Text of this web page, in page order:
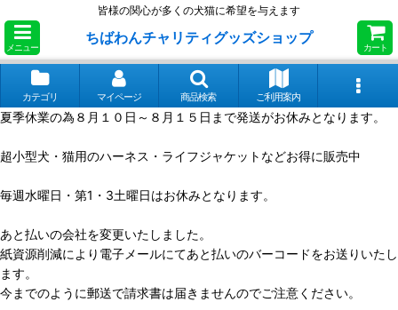
皆様の関心が多くの犬猫に希望を与えます
メニュー
ちばわんチャリティグッズショップ
カート
カテゴリ マイページ 商品検索 ご利用案内
夏季休業の為８月１０日～８月１５日まで発送がお休みとなります。
超小型犬・猫用のハーネス・ライフジャケットなどお得に販売中
毎週水曜日・第1・3土曜日はお休みとなります。
あと払いの会社を変更いたしました。
紙資源削減により電子メールにてあと払いのバーコードをお送りいたし
ます。
今までのように郵送で請求書は届きませんのでご注意ください。